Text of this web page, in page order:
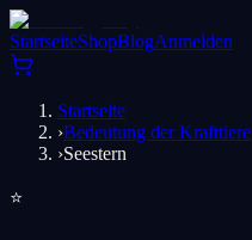
StartseiteShopBlogAnmelden
Startseite
›Bedeutung der Krafttiere
›Seestern
⭐